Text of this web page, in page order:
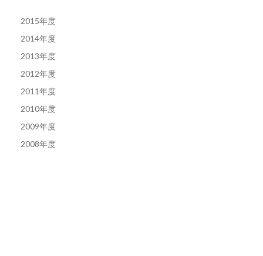
2015年度
2014年度
2013年度
2012年度
2011年度
2010年度
2009年度
2008年度